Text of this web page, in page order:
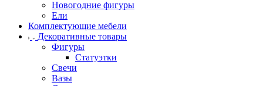
Новогодние фигуры
Ели
Комплектующие мебели
Декоративные товары
Фигуры
Статуэтки
Свечи
Вазы